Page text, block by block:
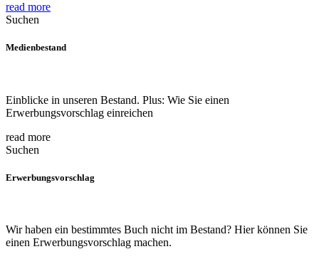
read more
Suchen
Medienbestand
Einblicke in unseren Bestand. Plus: Wie Sie einen
Erwerbungsvorschlag einreichen
read more
Suchen
Erwerbungsvorschlag
Wir haben ein bestimmtes Buch nicht im Bestand? Hier können Sie
einen Erwerbungsvorschlag machen.